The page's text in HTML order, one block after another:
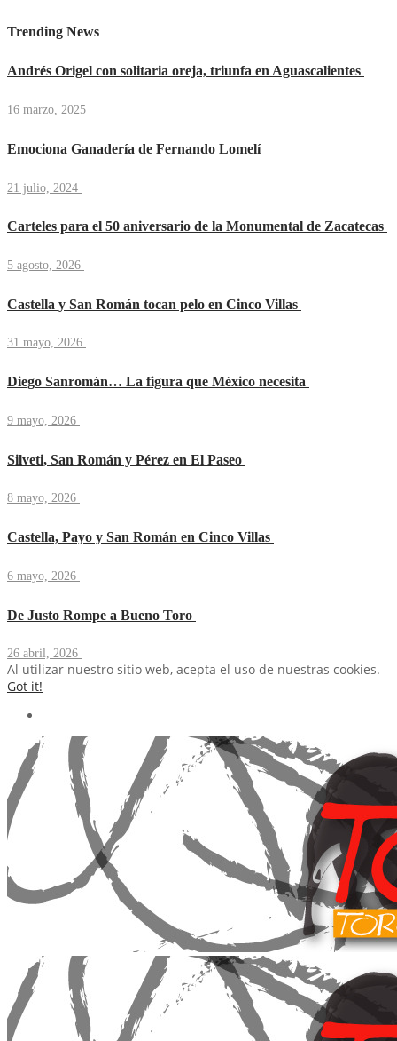
Trending News
Andrés Origel con solitaria oreja, triunfa en Aguascalientes
16 marzo, 2025
Emociona Ganadería de Fernando Lomelí
21 julio, 2024
Carteles para el 50 aniversario de la Monumental de Zacatecas
5 agosto, 2026
Castella y San Román tocan pelo en Cinco Villas
31 mayo, 2026
Diego Sanromán… La figura que México necesita
9 mayo, 2026
Silveti, San Román y Pérez en El Paseo
8 mayo, 2026
Castella, Payo y San Román en Cinco Villas
6 mayo, 2026
De Justo Rompe a Bueno Toro
26 abril, 2026
Al utilizar nuestro sitio web, acepta el uso de nuestras cookies.
Got it!